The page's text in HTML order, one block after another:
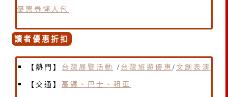
優惠券懶人包
讀者優惠折扣
【熱門】 台灣展覽活動 / 台灣旅遊優惠 / 文創表演
【交通】 高鐵、巴士、租車